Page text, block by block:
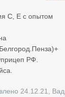
С, Е с опытом
РФ.
24.12.21